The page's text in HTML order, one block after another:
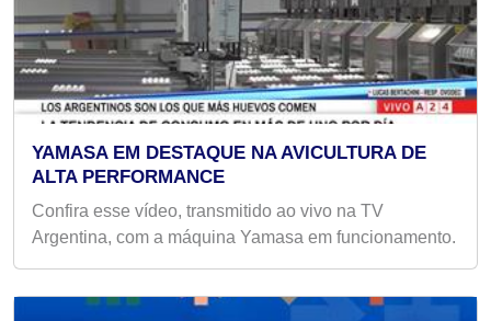
YAMASA EM DESTAQUE NA AVICULTURA DE
ALTA PERFORMANCE
Confira esse vídeo, transmitido ao vivo na TV
Argentina, com a máquina Yamasa em funcionamento.